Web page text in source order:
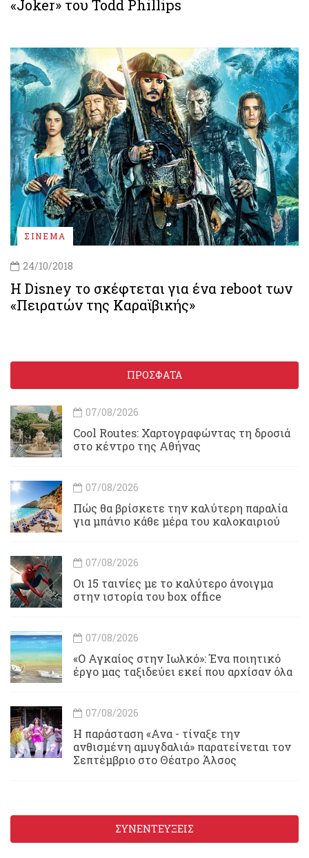
«Joker» του Todd Phillips
ΣΙΝΕΜΑ
24/10/2018
Η Disney το σκέφτεται για ένα reboot των
«Πειρατών της Καραϊβικής»
ΠΡΟΣΦΑΤΑ
07/08/2026
Cool Routes: Χαρτογραφώντας τη δροσιά
στο κέντρο της Αθήνας
07/08/2026
Πώς θα βρίσκετε την καλύτερη παραλία
για μπάνιο κάθε μέρα του καλοκαιριού
07/08/2026
Οι 15 ταινίες με το καλύτερο άνοιγμα
στην ιστορία του box office
07/08/2026
«Ο Αγκαίος στην Ιωλκό»: Ένα ποιητικό
έργο μας ταξιδεύει εκεί που αρχίσαν όλα
07/08/2026
Η παράσταση «Ανα - τίναξε την
ανθισμένη αμυγδαλιά» παρατείνεται τον
Σεπτέμβριο στο Θέατρο Άλσος
ΣΥΝΕΝΤΕΥΞΕΙΣ